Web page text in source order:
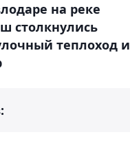
на реке
столкнулись
теплоход и